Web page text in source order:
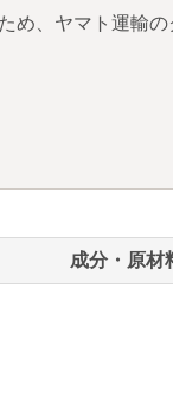
、ヤマト運輸の
成分・原材